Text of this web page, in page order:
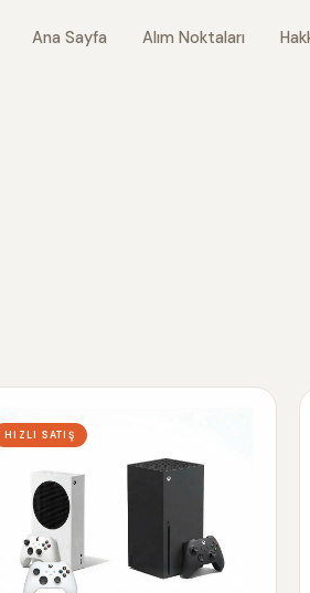
Ana Sayfa Alım Noktaları
HIZLI SATIŞ